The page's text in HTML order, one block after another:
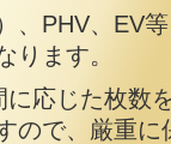
、PHV、EV
ります。
応じた枚数
ので、厳重に